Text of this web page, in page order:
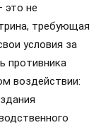
это не
требующая
условия за
противника
воздействии: